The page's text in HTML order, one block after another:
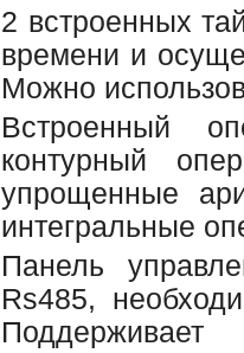
2 встроенных
времени и
Можно
Встроенный
контурный
упрощенные
интегральные
Панель
Rs485,